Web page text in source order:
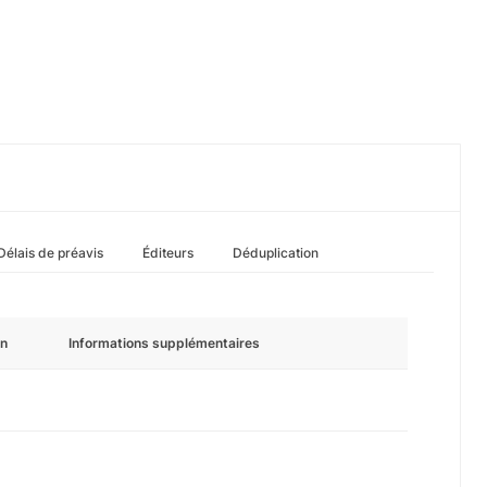
de préavis Éditeurs Déduplication
Informations supplémentaires